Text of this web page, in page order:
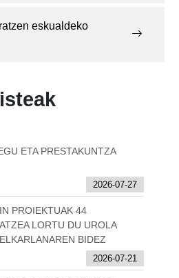
eskualdeko
ETA PRESTAKUNTZA
2026-07-27
PROIEKTUAK 44
LORTU DU UROLA
BIDEZ
2026-07-21